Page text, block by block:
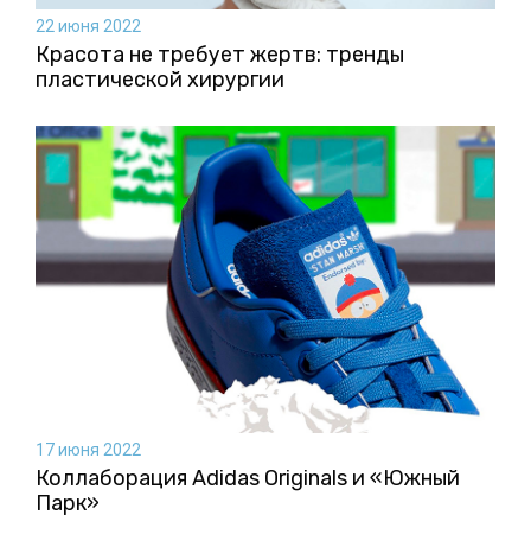
22 июня 2022
Красота не требует жертв: тренды
пластической хирургии
17 июня 2022
Коллаборация Аdidas Originals и «Южный
Парк»